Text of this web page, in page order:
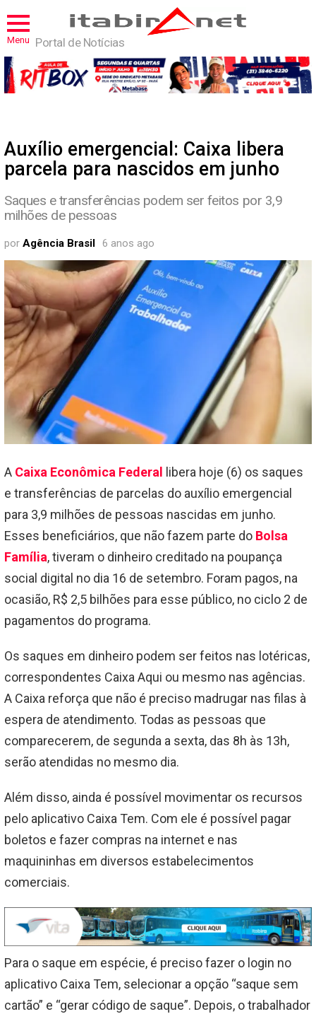
Menu Portal de Notícias
Auxílio emergencial: Caixa libera
parcela para nascidos em junho
Saques e transferências podem ser feitos por 3,9
milhões de pessoas
por Agência Brasil 6 anos ago
A Caixa Econômica Federal
libera hoje (6) os saques
e transferências de parcelas do auxílio emergencial
para 3,9 milhões de pessoas nascidas em junho.
Esses beneficiários, que não fazem parte do Bolsa
Família, tiveram o dinheiro creditado na poupança
social digital no dia 16 de setembro. Foram pagos, na
ocasião, R$ 2,5 bilhões para esse público, no ciclo 2 de
pagamentos do programa.
Os saques em dinheiro podem ser feitos nas lotéricas,
correspondentes Caixa Aqui ou mesmo nas agências.
A Caixa reforça que não é preciso madrugar nas filas à
espera de atendimento. Todas as pessoas que
comparecerem, de segunda a sexta, das 8h às 13h,
serão atendidas no mesmo dia.
Além disso, ainda é possível movimentar os recursos
pelo aplicativo Caixa Tem. Com ele é possível pagar
boletos e fazer compras na internet e nas
maquininhas em diversos estabelecimentos
comerciais.
Para o saque em espécie, é preciso fazer o login no
aplicativo Caixa Tem, selecionar a opção “saque sem
cartão” e “gerar código de saque”. Depois, o trabalhador